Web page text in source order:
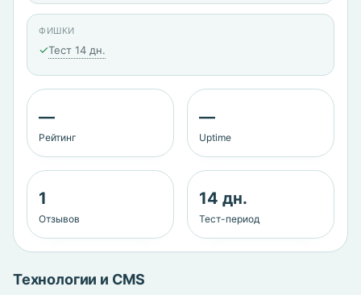
ФИШКИ
✓Тест 14 дн.
—
Рейтинг
—
Uptime
1
Отзывов
14 дн.
Тест-период
Технологии и CMS